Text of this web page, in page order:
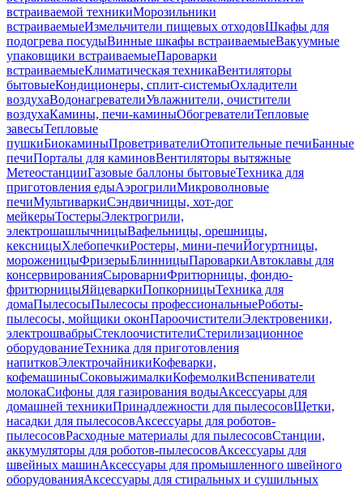
встраиваемой техникиМорозильники
встраиваемыеИзмельчители пищевых отходовШкафы для
подогрева посудыВинные шкафы встраиваемыеВакуумные
упаковщики встраиваемыеПароварки
встраиваемыеКлиматическая техникаВентиляторы
бытовыеКондиционеры, сплит-системыОхладители
воздухаВодонагревателиУвлажнители, очистители
воздухаКамины, печи-каминыОбогревателиТепловые
завесыТепловые
пушкиБиокаминыПроветривателиОтопительные печиБанные
печиПорталы для каминовВентиляторы вытяжные
МетеостанцииГазовые баллоны бытовыеТехника для
приготовления едыАэрогрилиМикроволновые
печиМультиваркиСэндвичницы, хот-дог
мейкерыТостерыЭлектрогрили,
электрошашлычницыВафельницы, орешницы,
кексницыХлебопечкиРостеры, мини-печиЙогуртницы,
мороженицыФризерыБлинницыПароваркиАвтоклавы для
консервированияСыроварниФритюрницы, фондю-
фритюрницыЯйцеваркиПопкорницыТехника для
домаПылесосыПылесосы профессиональныеРоботы-
пылесосы, мойщики оконПароочистителиЭлектровеники,
электрошвабрыСтеклоочистителиСтерилизационное
оборудованиеТехника для приготовления
напитковЭлектрочайникиКофеварки,
кофемашиныСоковыжималкиКофемолкиВспениватели
молокаСифоны для газирования водыАксессуары для
домашней техникиПринадлежности для пылесосовЩетки,
насадки для пылесосовАксессуары для роботов-
пылесосовРасходные материалы для пылесосовСтанции,
аккумуляторы для роботов-пылесосовАксессуары для
швейных машинАксессуары для промышленного швейного
оборудованияАксессуары для стиральных и сушильных